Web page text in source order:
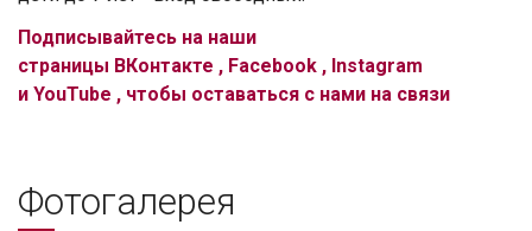
Подписывайтесь на наши
страницы ВКонтакте , Facebook , Instagram
и YouTube , чтобы оставаться с нами на связи
Фотогалерея